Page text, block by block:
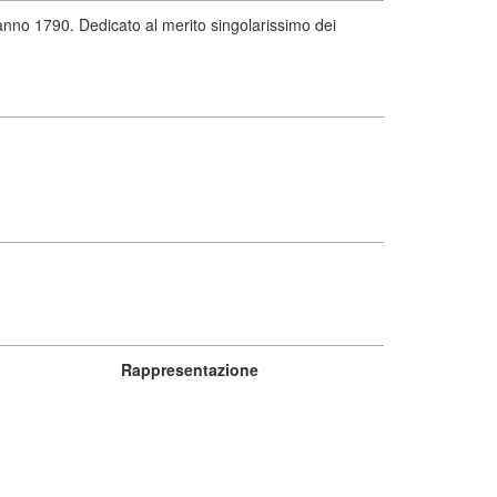
1790. Dedicato al merito singolarissimo dei
Rappresentazione